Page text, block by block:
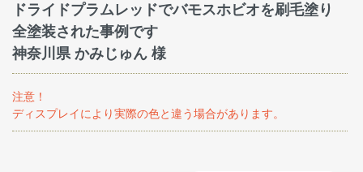
ドライドプラムレッドでバモスホビオを刷毛塗り
全塗装された事例です
神奈川県 かみじゅん 様
注意！
ディスプレイにより実際の色と違う場合があります。